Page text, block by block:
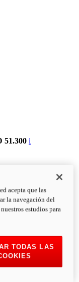
51.300 i
acepta que las
la navegación del
estudios para
TODAS LAS